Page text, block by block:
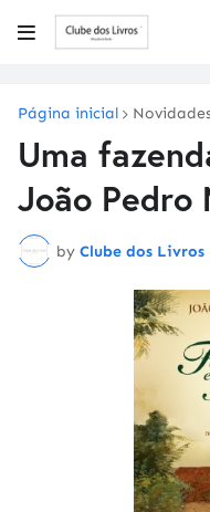
Página inicial
Uma
João Pedro
by Clube dos Livros